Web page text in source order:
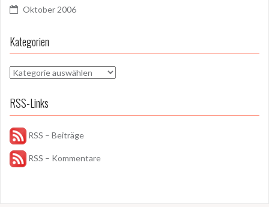
Oktober 2006
Kategorien
Kategorien
RSS-Links
RSS – Beiträge
RSS – Kommentare